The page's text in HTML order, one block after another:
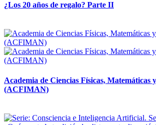
¿Los 20 años de regalo? Parte II
Academia de Ciencias Físicas, Matemáticas
(ACFIMAN)